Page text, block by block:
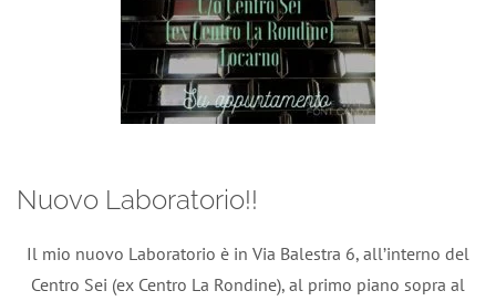
Nuovo Laboratorio!!
Il mio nuovo Laboratorio è in Via Balestra 6, all’interno del
Centro Sei (ex Centro La Rondine), al primo piano sopra al